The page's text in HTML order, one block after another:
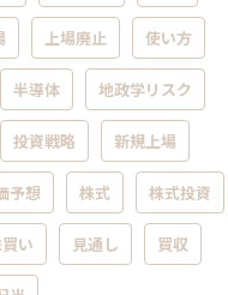
上場廃止 使い方
半導体 地政学リスク
投資戦略 新規上場
予想 株式 株式投資
い 見通し 買収